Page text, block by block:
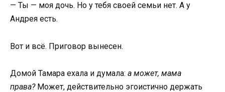
— Ты — моя дочь. Но у тебя своей семьи нет. А у
Андрея есть.
Вот и всё. Приговор вынесен.
Домой Тамара ехала и думала: а может, мама
права?Может, действительно эгоистично держать